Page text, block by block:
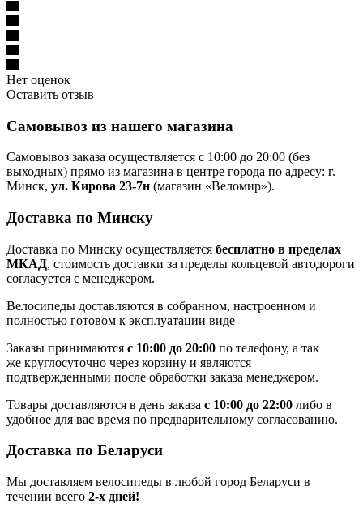
Нет оценок
Оставить отзыв
Самовывоз из нашего магазина
Самовывоз заказа осуществляется с 10:00 до 20:00 (без
выходных) прямо из магазина в центре города по адресу: г.
Минск, ул. Кирова 23-7н (магазин «Веломир»).
Доставка по Минску
Доставка по Минску осуществляется бесплатно в пределах
МКАД, стоимость доставки за пределы кольцевой автодороги
согласуется с менеджером.
Велосипеды доставляются в собранном, настроенном и
полностью готовом к эксплуатации виде
Заказы принимаются с 10:00 до 20:00 по телефону, а так
же круглосуточно через корзину и являются
подтвержденными после обработки заказа менеджером.
Товары доставляются в день заказа с 10:00 до 22:00 либо в
удобное для вас время по предварительному согласованию.
Доставка по Беларуси
Мы доставляем велосипеды в любой город Беларуси в
течении всего 2-х дней!